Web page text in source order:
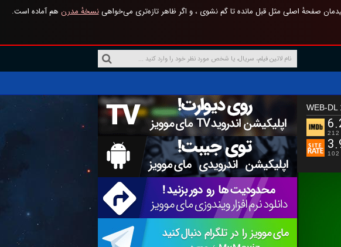
صفحهٔ اصلی مثل قبل مانده تا گم نشوی ، و اگر ظاهر تازه‌تری می‌خواهینسخهٔ مدرن هم آماده است.
WEB-DL
212
102